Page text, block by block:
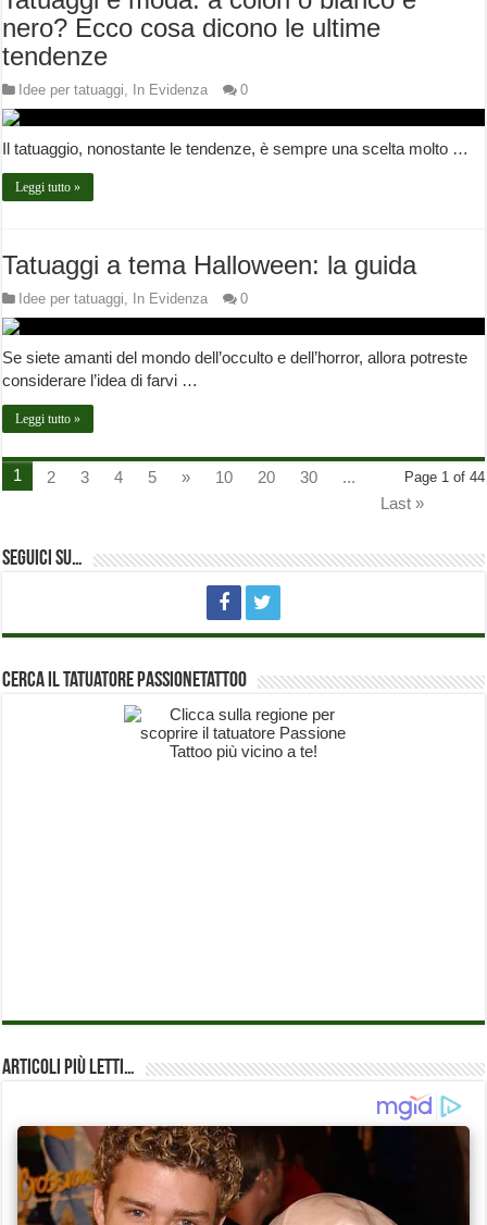
nero? Ecco cosa dicono le ultime
tendenze
Idee per tatuaggi, In Evidenza 0
Il tatuaggio, nonostante le tendenze, è sempre una scelta molto …
Leggi tutto »
Tatuaggi a tema Halloween: la guida
Idee per tatuaggi, In Evidenza 0
Se siete amanti del mondo dell’occulto e dell’horror, allora potreste
considerare l’idea di farvi …
Leggi tutto »
Page 1 of 44
1 2 3 4 5 » 10 20 30
...
Last »
Seguici su…
Cerca il Tatuatore PassioneTattoo
Articoli più Letti…